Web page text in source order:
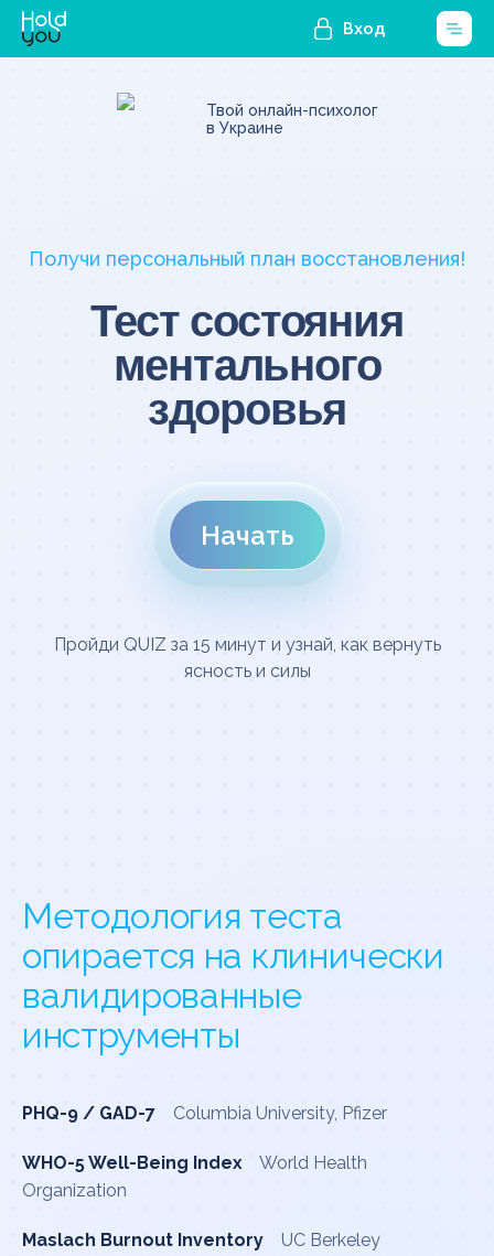
Вход
Твой онлайн-психолог
в Украине
Получи персональный план восстановления!
Тест состояния
ментального
здоровья
Начать
Пройди QUIZ за 15 минут и узнай, как вернуть
ясность и силы
Методология теста
опирается на клинически
валидированные
инструменты
PHQ-9 / GAD-7 Columbia University, Pfizer
WHO-5 Well-Being Index
World Health
Organization
Maslach Burnout Inventory UC Berkeley